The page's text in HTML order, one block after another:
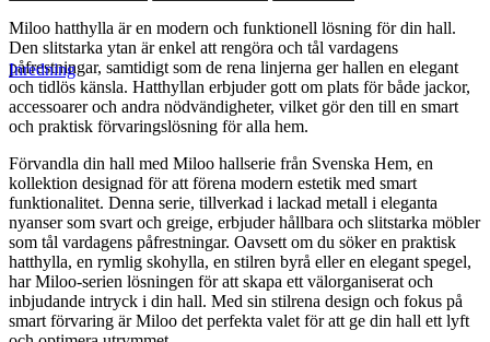
Inredning
Miloo hatthylla är en modern och funktionell lösning för din hall.
Den slitstarka ytan är enkel att rengöra och tål vardagens
påfrestningar, samtidigt som de rena linjerna ger hallen en elegant
och tidlös känsla. Hatthyllan erbjuder gott om plats för både jackor,
accessoarer och andra nödvändigheter, vilket gör den till en smart
och praktisk förvaringslösning för alla hem.
Förvandla din hall med Miloo hallserie från Svenska Hem, en
kollektion designad för att förena modern estetik med smart
funktionalitet. Denna serie, tillverkad i lackad metall i eleganta
nyanser som svart och greige, erbjuder hållbara och slitstarka möbler
som tål vardagens påfrestningar. Oavsett om du söker en praktisk
hatthylla, en rymlig skohylla, en stilren byrå eller en elegant spegel,
har Miloo-serien lösningen för att skapa ett välorganiserat och
inbjudande intryck i din hall. Med sin stilrena design och fokus på
smart förvaring är Miloo det perfekta valet för att ge din hall ett lyft